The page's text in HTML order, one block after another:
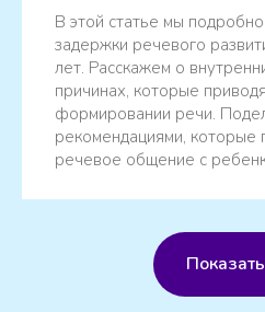
В этой статье мы
задержки речевого
лет. Расскажем о
причинах, которые
формировании речи.
рекомендациями, которые
речевое общение с